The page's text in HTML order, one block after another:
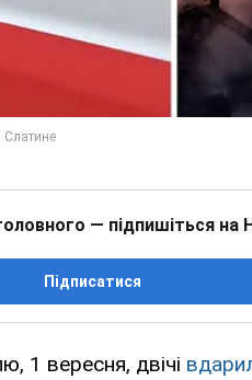
— підпишіться на
Підписатися
1 вересня, двічі